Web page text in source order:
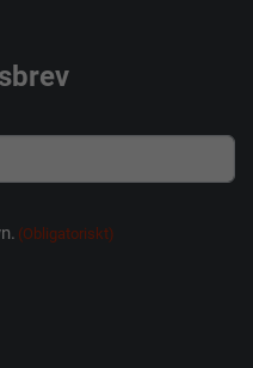
(Obligatoriskt)